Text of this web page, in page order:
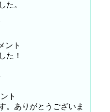
た。
ント
た！
ト
。ありがとうございま